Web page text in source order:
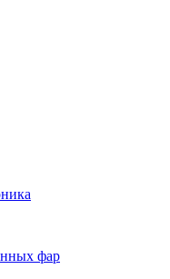
фар